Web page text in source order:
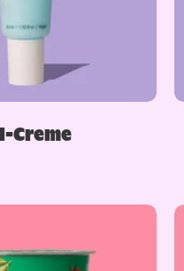
Creme